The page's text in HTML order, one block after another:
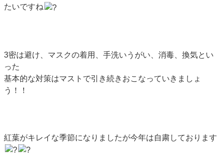
たいですね
3密は避け、マスクの着用、手洗いうがい、消毒、換気とい
った
基本的な対策はマストで引き続きおこなっていきましょ
う！！
紅葉がキレイな季節になりましたが今年は自粛しております